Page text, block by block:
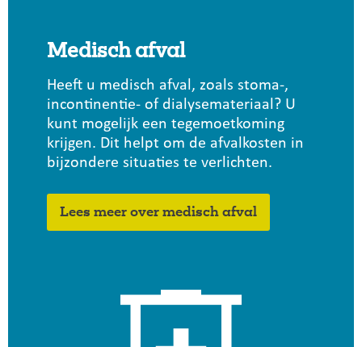
Medisch afval
Heeft u medisch afval, zoals stoma-,
incontinentie- of dialysemateriaal? U
kunt mogelijk een tegemoetkoming
krijgen. Dit helpt om de afvalkosten in
bijzondere situaties te verlichten.
Lees meer over medisch afval